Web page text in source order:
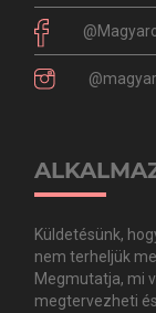
Küldetésünk,
nem terheljük
Megmutatja, mi
megtervezheti